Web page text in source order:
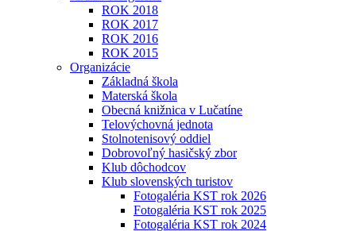
ROK 2018
ROK 2017
ROK 2016
ROK 2015
Organizácie
Základná škola
Materská škola
Obecná knižnica v Lučatíne
Telovýchovná jednota
Stolnotenisový oddiel
Dobrovoľný hasičský zbor
Klub dôchodcov
Klub slovenských turistov
Fotogaléria KST rok 2026
Fotogaléria KST rok 2025
Fotogaléria KST rok 2024